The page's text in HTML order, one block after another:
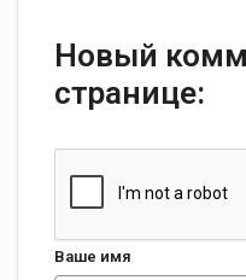
Новый
странице:
Ваше имя